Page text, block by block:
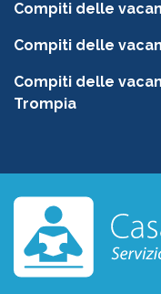
Compiti delle
Compiti delle
Compiti delle
Trompia